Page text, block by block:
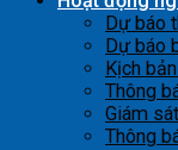
Dự báo
Dự báo
Kịch
Thông
Giám
Thông